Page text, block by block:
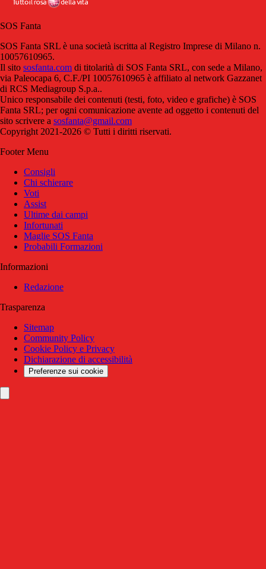
SOS Fanta
SOS Fanta SRL è una società iscritta al Registro Imprese di Milano n.
10057610965.
Il sito sosfanta.com di titolarità di SOS Fanta SRL, con sede a Milano,
via Paleocapa 6, C.F./PI 10057610965 è affiliato al network Gazzanet
di RCS Mediagroup S.p.a..
Unico responsabile dei contenuti (testi, foto, video e grafiche) è SOS
Fanta SRL; per ogni comunicazione avente ad oggetto i contenuti del
sito scrivere a sosfanta@gmail.com
Copyright 2021-2026 © Tutti i diritti riservati.
Footer Menu
Consigli
Chi schierare
Voti
Assist
Ultime dai campi
Infortunati
Maglie SOS Fanta
Probabili Formazioni
Informazioni
Redazione
Trasparenza
Sitemap
Community Policy
Cookie Policy e Privacy
Dichiarazione di accessibilità
Preferenze sui cookie